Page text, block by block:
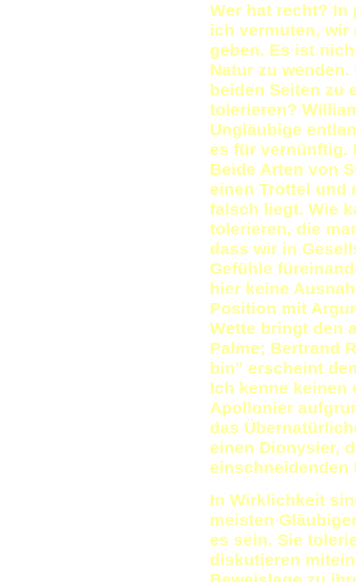
Wer hat recht?
ich vermuten, wir
geben. Es ist
Natur zu
beiden Seiten zu
tolerieren?
Ungläubige
es für vernünftig.
Beide Arten von
einen Trottel und
falsch liegt. Wie
tolerieren, die
dass wir in
Gefühle
hier keine
Position mit
Wette bringt den
Palme; Bertrand
bin" erscheint
Ich kenne keinen
Apollonier
das
einen Dionysier,
einschneidenden
In Wirklichkeit
meisten
es sein. Sie
diskutieren